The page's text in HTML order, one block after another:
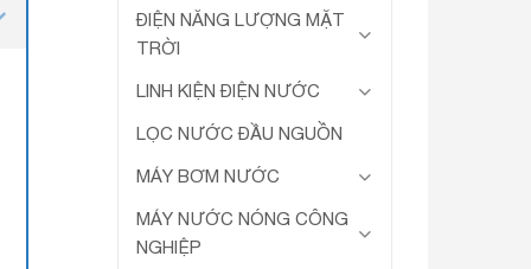
ĐIỆN NĂNG LƯỢNG MẶT
TRỜI
LINH KIỆN ĐIỆN NƯỚC
LỌC NƯỚC ĐẦU NGUỒN
MÁY BƠM NƯỚC
MÁY NƯỚC NÓNG CÔNG
NGHIỆP